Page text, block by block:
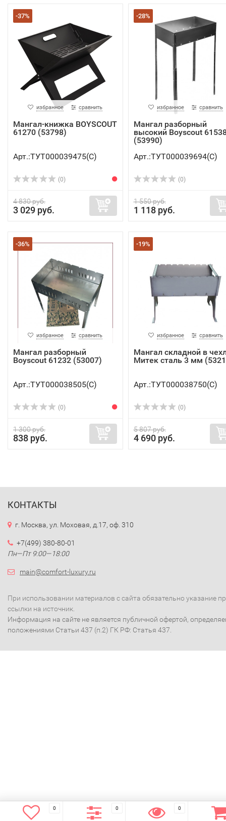
-37%
избранное сравнить
Мангал-книжка BOYSCOUT
61270 (53798)
Арт.:ТУТ000039475(C)
(0)
4 830 руб.
3 029 руб.
-28%
избранное сравнить
Мангал разборный
высокий Boyscout
(53990)
Арт.:ТУТ000039694(C)
(0)
1 550 руб.
1 118 руб.
-36%
избранное сравнить
Мангал разборный
Boyscout 61232 (53007)
Арт.:ТУТ000038505(C)
(0)
1 300 руб.
838 руб.
-19%
избранное сравнить
Мангал складной в
Митек сталь 3 мм
Арт.:ТУТ000038750(C)
(0)
5 807 руб.
4 690 руб.
КОНТАКТЫ
г. Москва, ул. Моховая, д.17, оф. 310
+7(499) 380-80-01
Пн—Пт 9:00—18:00
main@comfort-luxury.ru
При использовании материалов с сайта обязательно указание
ссылки на источник.
Информация на сайте не является публичной офертой,
положениями Статьи 437 (п.2) ГК РФ: Статья 437.
0 0 0